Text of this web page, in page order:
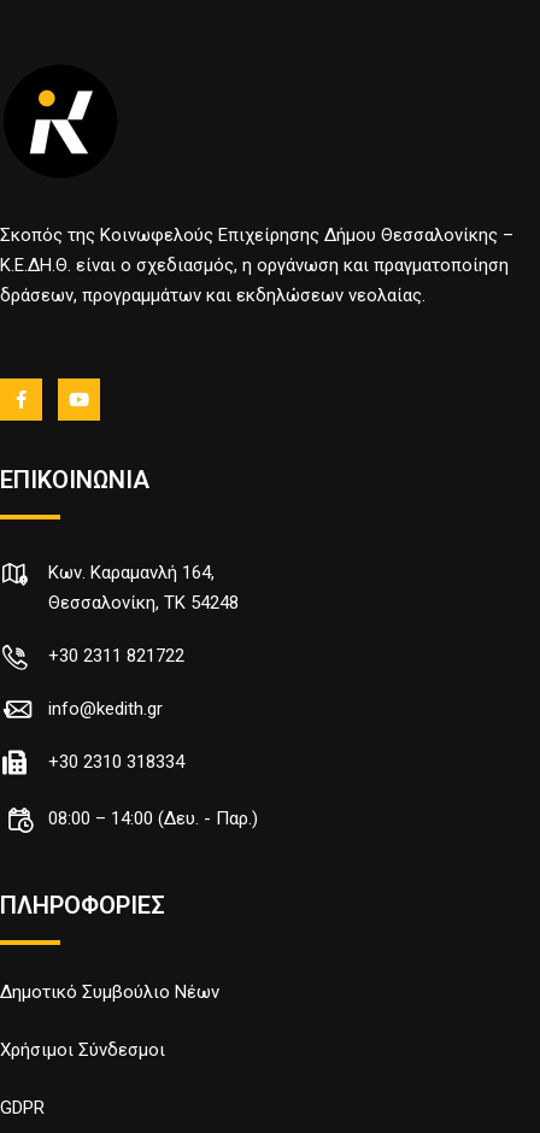
Σκοπός της Κοινωφελούς Επιχείρησης Δήμου Θεσσαλονίκης –
Κ.Ε.ΔΗ.Θ. είναι ο σχεδιασμός, η οργάνωση και πραγματοποίηση
δράσεων, προγραμμάτων και εκδηλώσεων νεολαίας.
ΕΠΙΚΟΙΝΩΝΙΑ
Κων. Καραμανλή 164,
Θεσσαλονίκη, TK 54248
+30 2311 821722
info@kedith.gr
+30 2310 318334
08:00 – 14:00 (Δευ. - Παρ.)
ΠΛΗΡΟΦΟΡΙΕΣ
Δημοτικό Συμβούλιο Νέων
Χρήσιμοι Σύνδεσμοι
GDPR